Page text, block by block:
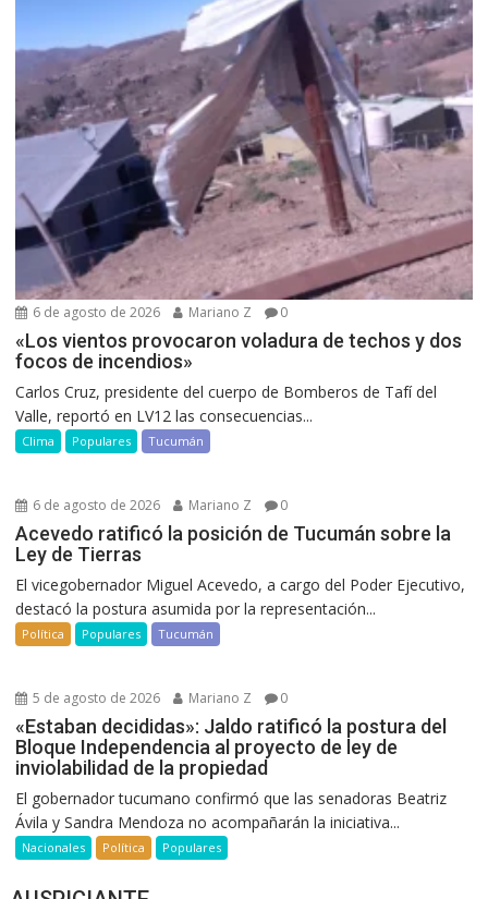
6 de agosto de 2026 Mariano Z 0
«Los vientos provocaron voladura de techos y dos
focos de incendios»
Carlos Cruz, presidente del cuerpo de Bomberos de Tafí del
Valle, reportó en LV12 las consecuencias...
Clima Populares Tucumán
6 de agosto de 2026 Mariano Z 0
Acevedo ratificó la posición de Tucumán sobre la
Ley de Tierras
El vicegobernador Miguel Acevedo, a cargo del Poder Ejecutivo,
destacó la postura asumida por la representación...
Política Populares Tucumán
5 de agosto de 2026 Mariano Z 0
«Estaban decididas»: Jaldo ratificó la postura del
Bloque Independencia al proyecto de ley de
inviolabilidad de la propiedad
El gobernador tucumano confirmó que las senadoras Beatriz
Ávila y Sandra Mendoza no acompañarán la iniciativa...
Nacionales Política Populares